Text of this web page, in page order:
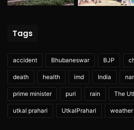
Tags
accident Bhubaneswar BJP
death health imd India
prime minister puri rain The
utkal prahari UtkalPrahari weather